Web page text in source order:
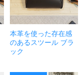
本革を使った存在感
のあるスツール ブラ
ック